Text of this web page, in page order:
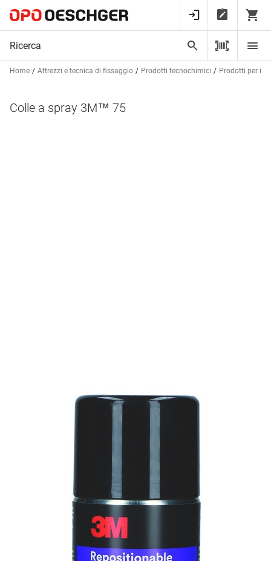
Home Attrezzi e tecnica di fissaggio Prodotti tecnochimici Prodotti per
Colle a spray 3M™ 75